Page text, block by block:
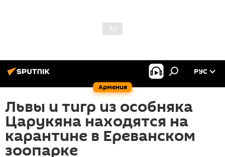
Армения
РУС
Львы и тигр из особняка
Царукяна находятся на
карантине в Ереванском
зоопарке